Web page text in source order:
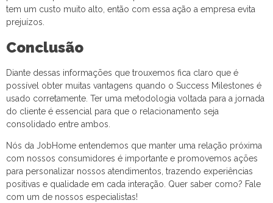
tem um custo muito alto, então com essa ação a empresa evita
prejuízos.
Conclusão
Diante dessas informações que trouxemos fica claro que é
possível obter muitas vantagens quando o Success Milestones é
usado corretamente. Ter uma metodologia voltada para a jornada
do cliente é essencial para que o relacionamento seja
consolidado entre ambos.
Nós da JobHome entendemos que manter uma relação próxima
com nossos consumidores é importante e promovemos ações
para personalizar nossos atendimentos, trazendo experiências
positivas e qualidade em cada interação. Quer saber como? Fale
com um de nossos especialistas!